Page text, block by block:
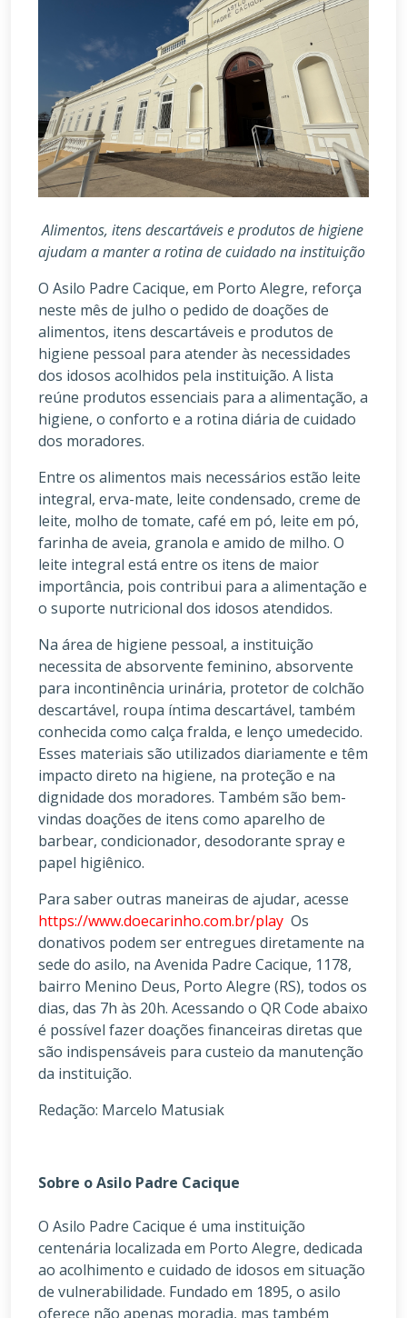
Alimentos, itens descartáveis e produtos de higiene
ajudam a manter a rotina de cuidado na instituição
O Asilo Padre Cacique, em Porto Alegre, reforça
neste mês de julho o pedido de doações de
alimentos, itens descartáveis e produtos de
higiene pessoal para atender às necessidades
dos idosos acolhidos pela instituição. A lista
reúne produtos essenciais para a alimentação, a
higiene, o conforto e a rotina diária de cuidado
dos moradores.
Entre os alimentos mais necessários estão leite
integral, erva-mate, leite condensado, creme de
leite, molho de tomate, café em pó, leite em pó,
farinha de aveia, granola e amido de milho. O
leite integral está entre os itens de maior
importância, pois contribui para a alimentação e
o suporte nutricional dos idosos atendidos.
Na área de higiene pessoal, a instituição
necessita de absorvente feminino, absorvente
para incontinência urinária, protetor de colchão
descartável, roupa íntima descartável, também
conhecida como calça fralda, e lenço umedecido.
Esses materiais são utilizados diariamente e têm
impacto direto na higiene, na proteção e na
dignidade dos moradores. Também são bem-
vindas doações de itens como aparelho de
barbear, condicionador, desodorante spray e
papel higiênico.
Para saber outras maneiras de ajudar, acesse
https://www.doecarinho.com.br/play Os
donativos podem ser entregues diretamente na
sede do asilo, na Avenida Padre Cacique, 1178,
bairro Menino Deus, Porto Alegre (RS), todos os
dias, das 7h às 20h. Acessando o QR Code abaixo
é possível fazer doações financeiras diretas que
são indispensáveis para custeio da manutenção
da instituição.
Redação: Marcelo Matusiak
Sobre o Asilo Padre Cacique
O Asilo Padre Cacique é uma instituição
centenária localizada em Porto Alegre, dedicada
ao acolhimento e cuidado de idosos em situação
de vulnerabilidade. Fundado em 1895, o asilo
oferece não apenas moradia, mas também